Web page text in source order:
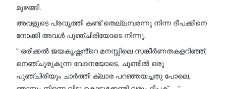
മുഴങ്ങി.
അവളുടെ പ്രവൃത്തി കണ്ട് തെല്ലമ്പരന്നു നിന്ന ദീപക്കിനെ
നോക്കി അവൾ പുഞ്ചിരിയോടെ നിന്നു.
" ഒരിക്കൽ ജയകൃഷ്ണൻ്റെ മനസ്സിലെ സങ്കീർണതകളറിഞ്ഞ്,
നെഞ്ചുരുകുന്ന വേദനയോടെ, ചുണ്ടിൽ ഒരു
പുഞ്ചിരിയും ചാർത്തി ക്ലാര പറഞ്ഞയച്ചതു പോലെ,